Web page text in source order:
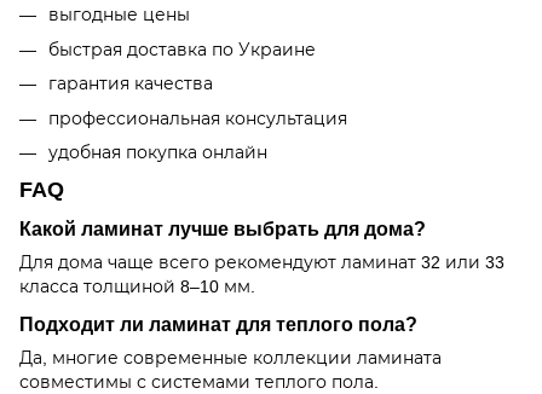
выгодные цены
быстрая доставка по Украине
гарантия качества
профессиональная консультация
удобная покупка онлайн
FAQ
Какой ламинат лучше выбрать для дома?
Для дома чаще всего рекомендуют ламинат 32 или 33
класса толщиной 8–10 мм.
Подходит ли ламинат для теплого пола?
Да, многие современные коллекции ламината
совместимы с системами теплого пола.